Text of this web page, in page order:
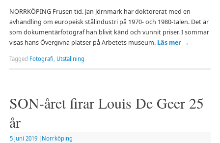
NORRKÖPING Frusen tid. Jan Jörnmark har doktorerat med en
avhandling om europeisk stålindustri på 1970- och 1980-talen. Det är
som dokumentärfotograf han blivit känd och vunnit priser. I sommar
visas hans Övergivna platser på Arbetets museum. Läs mer →
Tagged Fotografi Utställning
SON-året firar Louis De Geer 25
år
5 juni 2019 Norrköping